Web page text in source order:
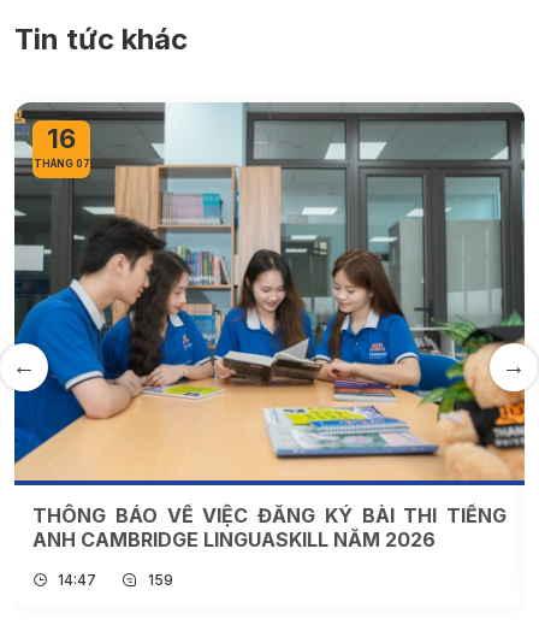
Tin tức khác
16
THÁNG 07
THÔNG BÁO VỀ VIỆC ĐĂNG KÝ BÀI THI TIẾNG
ANH CAMBRIDGE LINGUASKILL NĂM 2026
14:47 159